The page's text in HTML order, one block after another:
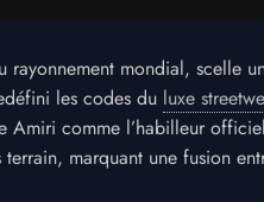
mondial, scelle
les codes du luxe
comme l’habilleur
marquant une fusion